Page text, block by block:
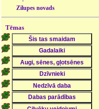
Zilupes novads
Tēmas